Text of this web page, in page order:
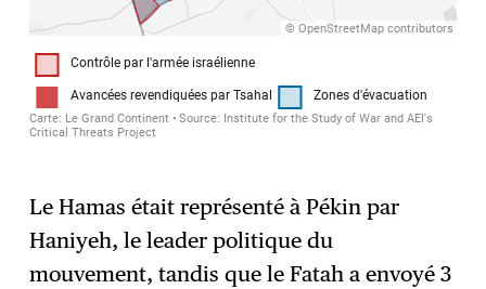
Le Hamas était représenté à Pékin par
Haniyeh, le leader politique du
mouvement, tandis que le Fatah a envoyé 3